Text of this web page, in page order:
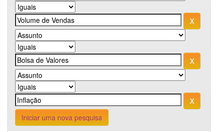
Iniciar uma nova pesquisa